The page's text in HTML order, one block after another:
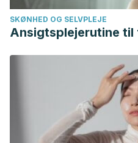
SKØNHED OG SELVPLEJE
Ansigtsplejerutine